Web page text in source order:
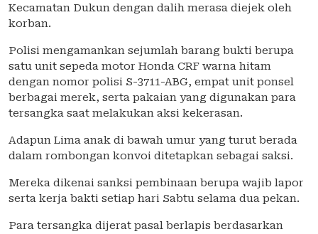
Kecamatan Dukun dengan dalih merasa diejek oleh
korban.
Polisi mengamankan sejumlah barang bukti berupa
satu unit sepeda motor Honda CRF warna hitam
dengan nomor polisi S-3711-ABG, empat unit ponsel
berbagai merek, serta pakaian yang digunakan para
tersangka saat melakukan aksi kekerasan.
Adapun Lima anak di bawah umur yang turut berada
dalam rombongan konvoi ditetapkan sebagai saksi.
Mereka dikenai sanksi pembinaan berupa wajib lapor
serta kerja bakti setiap hari Sabtu selama dua pekan.
Para tersangka dijerat pasal berlapis berdasarkan